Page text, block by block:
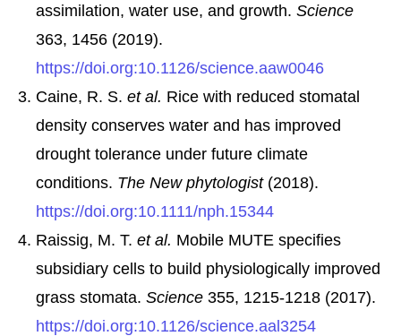
assimilation, water use, and growth. Science
363, 1456 (2019).
https://doi.org:10.1126/science.aaw0046
Caine, R. S. et al. Rice with reduced stomatal
density conserves water and has improved
drought tolerance under future climate
conditions. The New phytologist(2018).
https://doi.org:10.1111/nph.15344
Raissig, M. T. et al. Mobile MUTE specifies
subsidiary cells to build physiologically improved
grass stomata. Science 355, 1215-1218 (2017).
https://doi.org:10.1126/science.aal3254